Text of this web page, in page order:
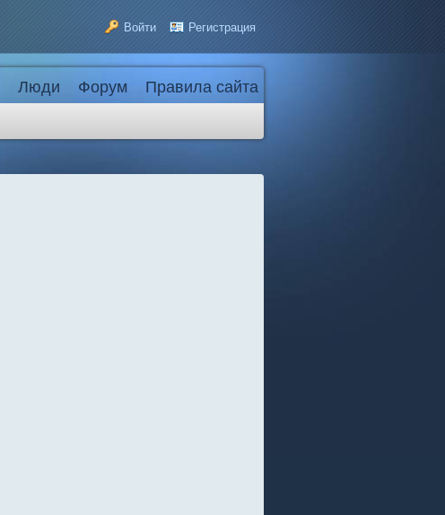
Войти Регистрация
Люди Форум
Правила сайта